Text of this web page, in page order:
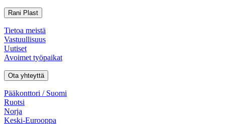
Rani Plast
Tietoa meistä
Vastuullisuus
Uutiset
Avoimet työpaikat
Ota yhteyttä
Pääkonttori / Suomi
Ruotsi
Norja
Keski-Eurooppa